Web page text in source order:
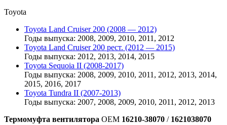
Toyota
Toyota Land Cruiser 200 (2008 — 2012)
Годы выпуска: 2008, 2009, 2010, 2011, 2012
Toyota Land Cruiser 200 рест. (2012 — 2015)
Годы выпуска: 2012, 2013, 2014, 2015
Toyota Sequoia II (2008-2017)
Годы выпуска: 2008, 2009, 2010, 2011, 2012, 2013, 2014,
2015, 2016, 2017
Toyota Tundra II (2007-2013)
Годы выпуска: 2007, 2008, 2009, 2010, 2011, 2012, 2013
Термомуфта вентилятора OEM 16210-38070 / 1621038070